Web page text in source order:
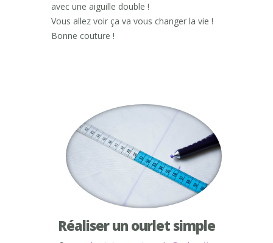
avec une aiguille double !
Vous allez voir ça va vous changer la vie !
Bonne couture !
Réaliser un ourlet simple